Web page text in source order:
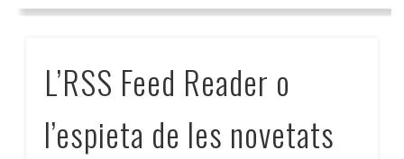
Retrucs
L’RSS Feed Reader o
l’espieta de les novetats